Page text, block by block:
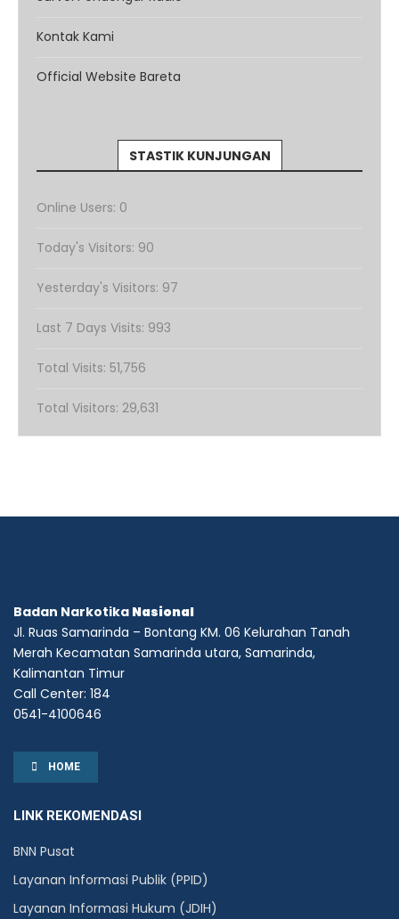
Kontak Kami
Official Website Bareta
STASTIK KUNJUNGAN
Online Users: 0
Today's Visitors: 90
Yesterday's Visitors: 97
Last 7 Days Visits: 993
Total Visits: 51,756
Total Visitors: 29,631
Badan Narkotika Nasional
Jl. Ruas Samarinda – Bontang KM. 06 Kelurahan Tanah
Merah Kecamatan Samarinda utara, Samarinda,
Kalimantan Timur
Call Center: 184
0541-4100646
HOME
LINK REKOMENDASI
BNN Pusat
Layanan Informasi Publik (PPID)
Layanan Informasi Hukum (JDIH)